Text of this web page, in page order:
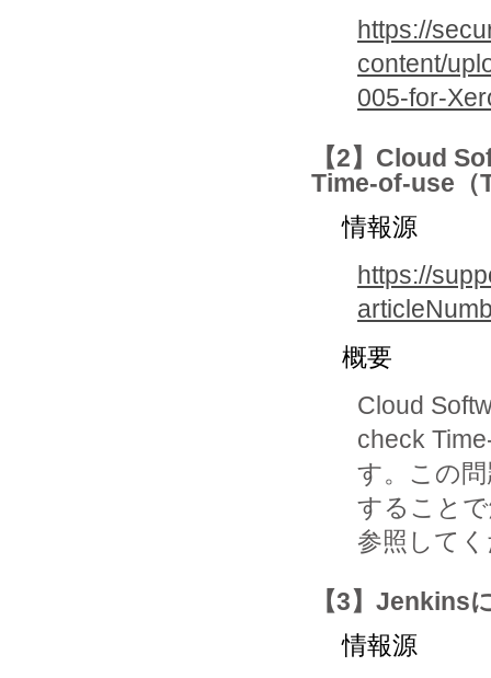
https://
content/
005-for-
【2】Cloud
Time-of-use（
情報源
https://
概要
Cloud
check
す。この
すること
参照して
【3】Jenkins
情報源